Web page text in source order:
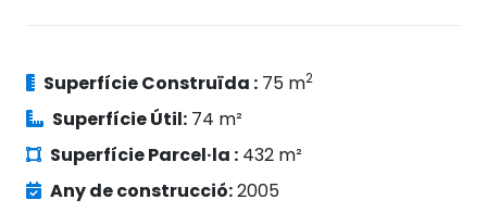
Superfície Construïda : 75 m2
Superfície Útil: 74 m²
Superfície Parcel·la : 432 m²
Any de construcció:2005